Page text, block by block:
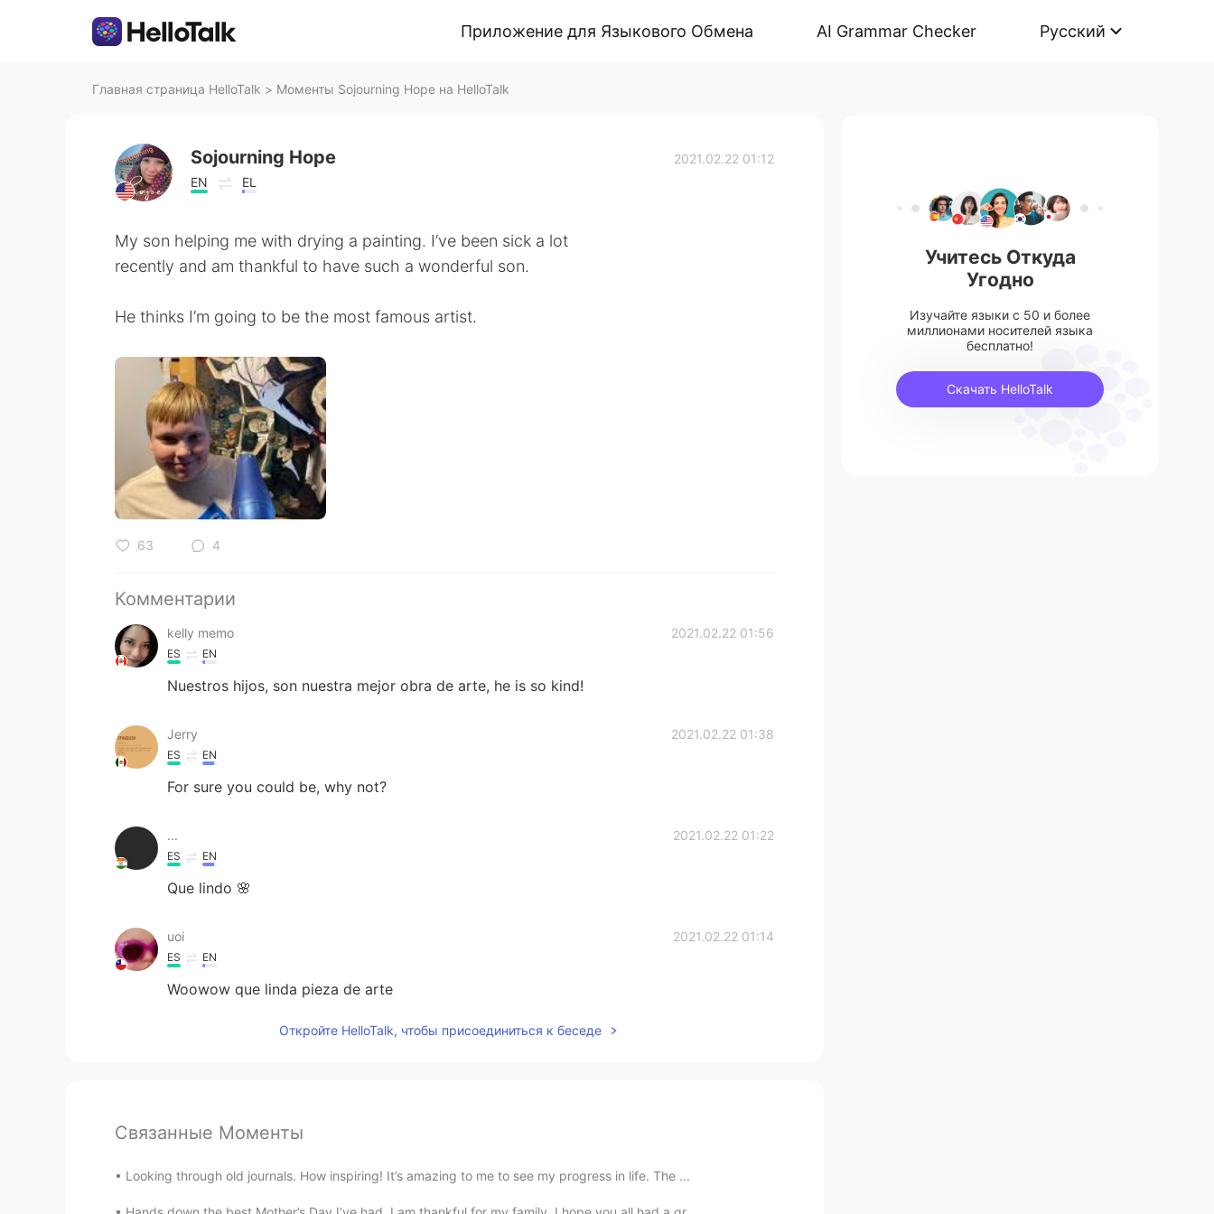
Приложение для Языкового Обмена AI Grammar Checker Русский
Главная страница HelloTalk > Моменты Sojourning Hope на HelloTalk
Sojourning Hope
EN EL
2021.02.22 01:12
My son helping me with drying a painting. I’ve been sick a lot
recently and am thankful to have such a wonderful son.
He thinks I’m going to be the most famous artist.
63 4
Комментарии
kelly memo 2021.02.22 01:56
ES EN
Nuestros hijos, son nuestra mejor obra de arte, he is so kind!
Jerry 2021.02.22 01:38
ES EN
For sure you could be, why not?
... 2021.02.22 01:22
ES EN
Que lindo 🌸
uoi 2021.02.22 01:14
ES EN
Woowow que linda pieza de arte
Откройте HelloTalk, чтобы присоединиться к беседе
Связанные Моменты
Looking through old journals. How inspiring! It’s amazing to me to see my progress in life. The ...
Учитесь Откуда
Угодно
Изучайте языки с 50 и более
миллионами носителей языка
бесплатно!
Скачать HelloTalk